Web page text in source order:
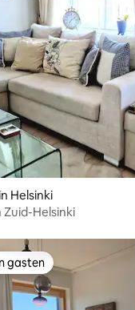
Helsinki
Helsinki
gasten
gasten